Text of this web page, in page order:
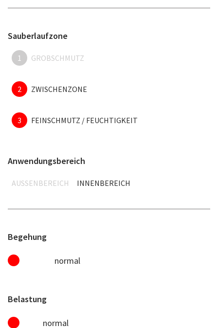
Sauberlaufzone
1 GROBSCHMUTZ
2 ZWISCHENZONE
3 FEINSCHMUTZ / FEUCHTIGKEIT
Anwendungsbereich
AUSSENBEREICH INNENBEREICH
Begehung
normal
Belastung
normal